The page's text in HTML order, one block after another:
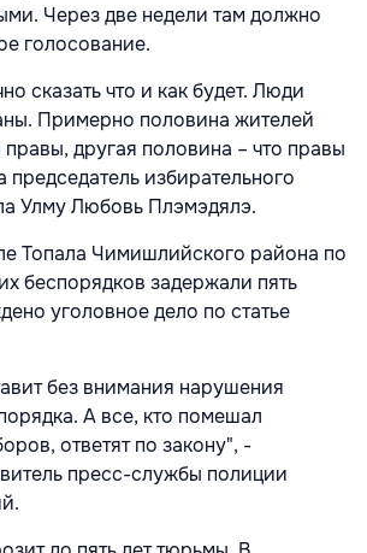
Через две недели там должно
голосование.
сказать что и как будет. Люди
Примерно половина жителей
правы, другая половина – что правы
избирательного
Улму Любовь Плэмэдялэ.
Топала Чимишлийского района по
беспорядков задержали пять
уголовное дело по статье
без внимания нарушения
А все, кто помешал
ответят по закону", -
пресс-службы полиции